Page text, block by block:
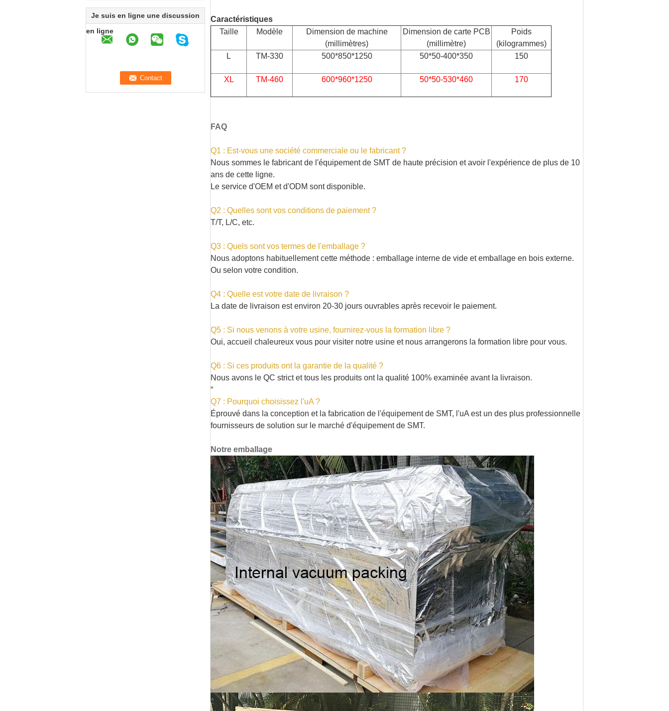
Je suis en ligne une discussion
en ligne
Caractéristiques
Taille
Modèle
Dimension de machine
(millimètres)
Dimension de carte PCB
(millimètre)
Poids
(kilogrammes)
L
TM-330 500*850*1250 50*50-400*350 150
XL TM-460 600*960*1250 50*50-530*460 170
FAQ
Q1 : Est-vous une société commerciale ou le fabricant ?
Nous sommes le fabricant de l'équipement de SMT de haute précision et avoir l'expérience de plus de 10
ans de cette ligne.
Le service d'OEM et d'ODM sont disponible.
Q2 : Quelles sont vos conditions de paiement ?
T/T, L/C, etc.
Q3 : Quels sont vos termes de l'emballage ?
Nous adoptons habituellement cette méthode : emballage interne de vide et emballage en bois externe.
Ou selon votre condition.
Q4 : Quelle est votre date de livraison ?
La date de livraison est environ 20-30 jours ouvrables après recevoir le paiement.
Q5 : Si nous venons à votre usine, fournirez-vous la formation libre ?
Oui, accueil chaleureux vous pour visiter notre usine et nous arrangerons la formation libre pour vous.
Q6 : Si ces produits ont la garantie de la qualité ?
Nous avons le QC strict et tous les produits ont la qualité 100% examinée avant la livraison.
“
Q7 : Pourquoi choisissez l'uA ?
Éprouvé dans la conception et la fabrication de l'équipement de SMT, l'uA est un des plus professionnelle
fournisseurs de solution sur le marché d'équipement de SMT.
Notre emballage